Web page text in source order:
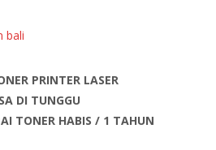
PRINTER LASER
DI TUNGGU
TONER HABIS / 1 TAHUN